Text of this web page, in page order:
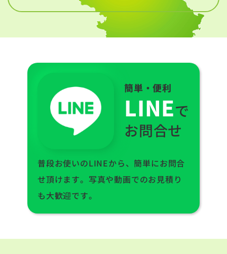
簡単・便利
LINEで
お問合せ
普段お使いのLINEから、簡単にお問合
せ頂けます。写真や動画でのお見積り
も大歓迎です。